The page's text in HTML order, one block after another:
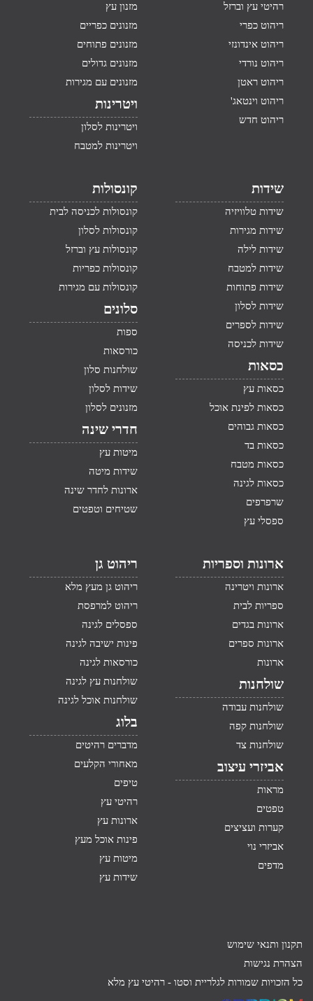
רהיטי עץ וברזל
ריהוט כפרי
ריהוט אינדונזי
ריהוט נורדי
ריהוט ראטן
ריהוט וינטאג'
ריהוט חדש
מזנון עץ
מזנונים כפריים
מזנונים פתוחים
מזנונים גדולים
מזנונים עם מגירות
ויטרינות
ויטרינות לסלון
ויטרינות למטבח
שידות
שידות טלוויזיה
שידות מגירות
שידות לילה
שידות למטבח
שידות פתוחות
שידות לסלון
שידות לספרים
שידות לכניסה
כסאות
כסאות עץ
כסאות לפינת אוכל
כסאות גבוהים
כסאות בד
כסאות מטבח
כסאות לגינה
שרפרפים
ספסלי עץ
קונסולות
קונסולות לכניסה לבית
קונסולות לסלון
קונסולות עץ וברזל
קונסולות כפריות
קונסולות עם מגירות
סלונים
ספות
כורסאות
שולחנות סלון
שידות לסלון
מזנונים לסלון
חדרי שינה
מיטות עץ
שידות מיטה
ארונות לחדר שינה
שטיחים וטפטים
ארונות וספריות
ארונות ויטרינה
ספריות לבית
ארונות בגדים
ארונות ספרים
ארונות
שולחנות
שולחנות עבודה
שולחנות קפה
שולחנות צד
אביזרי עיצוב
מראות
טפטים
קערות ועציצים
אביזרי נוי
מדפים
ריהוט גן
ריהוט גן מעץ מלא
ריהוט למרפסת
ספסלים לגינה
פינות ישיבה לגינה
כורסאות לגינה
שולחנות עץ לגינה
שולחנות אוכל לגינה
בלוג
מדברים רהיטים
מאחורי הקלעים
טיפים
רהיטי עץ
ארונות עץ
פינות אוכל מעץ
מיטות עץ
שידות עץ
תקנון ותנאי שימוש
הצהרת נגישות
כל הזכויות שמורות לגלריית וסטו - רהיטי עץ מלא